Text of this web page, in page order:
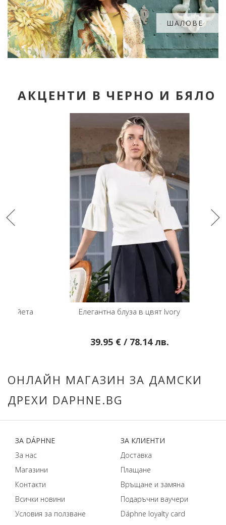
ШАЛОВЕ
АКЦЕНТИ В ЧЕРНО И БЯЛО
Елегантна блуза в цвят Ivory
39.95 € / 78.14 лв.
ОНЛАЙН МАГАЗИН ЗА ДАМСКИ
ДРЕХИ DAPHNE.BG
ЗA DÁPHNЕ
За нас
Магазини
Контакти
Всички новини
Условия за ползване
ЗA КЛИЕНТИ
Доставка
Плащане
Връщане и замяна
Подаръчни ваучери
Dáphnе loyalty card